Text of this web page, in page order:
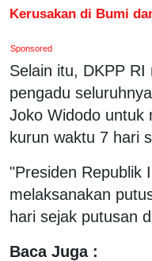
Kerusakan di Bumi
Sponsored
Selain itu, DKPP
pengadu
Joko Widodo untuk
kurun waktu 7 hari
"Presiden Republik
melaksanakan
hari sejak putusan
Baca Juga :